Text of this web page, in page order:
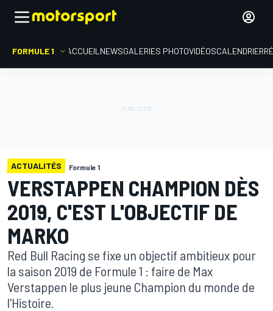
FORMULE 1 ACCUEIL NEWSGALERIES PHOTOVIDÉOSCALENDRIER
ACTUALITÉS Formule 1
VERSTAPPEN CHAMPION DÈS
2019, C'EST L'OBJECTIF DE
MARKO
Red Bull Racing se fixe un objectif ambitieux pour
la saison 2019 de Formule 1 : faire de Max
Verstappen le plus jeune Champion du monde de
l'Histoire.